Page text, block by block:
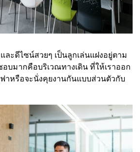
ละดีไซน์สวยๆ เป็นลูกเล่นแฝงอยู่ตาม
อบมากคือบริเวณทางเดิน ที่ให้เราออก
าหรือจะนั่งคุยงานกันแบบส่วนตัวกับ